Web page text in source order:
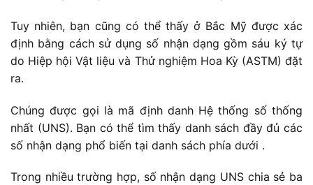
Tuy nhiên, bạn cũng có thể thấy ở Bắc Mỹ được xác
định bằng cách sử dụng số nhận dạng gồm sáu ký tự
do Hiệp hội Vật liệu và Thử nghiệm Hoa Kỳ (ASTM) đặt
ra.
Chúng được gọi là mã định danh Hệ thống số thống
nhất (UNS). Bạn có thể tìm thấy danh sách đầy đủ các
số nhận dạng phổ biến tại danh sách phía dưới .
Trong nhiều trường hợp, số nhận dạng UNS chia sẻ ba